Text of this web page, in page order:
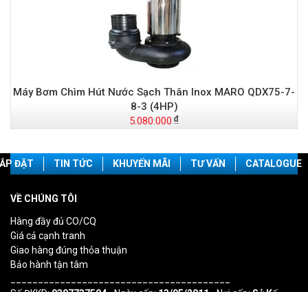
Máy Bơm Chìm Hút Nước Sạch Thân Inox MARO QDX75-7-
8-3 (4HP)
5.080.000
ĐẶT TIN TỨC KHUYẾN MÃI TƯ VẤN CATALOGUE
VỀ CHÚNG TÔI
Hàng đầy đủ CO/CQ
Giá cả cạnh tranh
Giao hàng đúng thỏa thuận
Bảo hành tận tâm